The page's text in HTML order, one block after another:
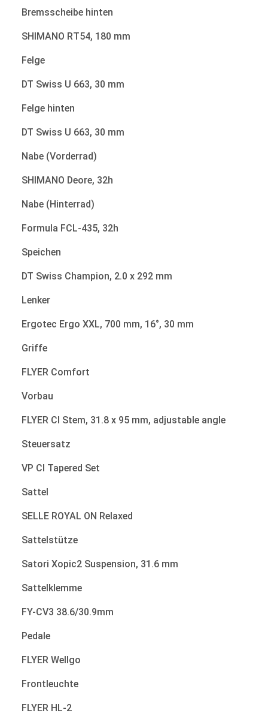
Bremsscheibe hinten
SHIMANO RT54, 180 mm
Felge
DT Swiss U 663, 30 mm
Felge hinten
DT Swiss U 663, 30 mm
Nabe (Vorderrad)
SHIMANO Deore, 32h
Nabe (Hinterrad)
Formula FCL-435, 32h
Speichen
DT Swiss Champion, 2.0 x 292 mm
Lenker
Ergotec Ergo XXL, 700 mm, 16°, 30 mm
Griffe
FLYER Comfort
Vorbau
FLYER CI Stem, 31.8 x 95 mm, adjustable angle
Steuersatz
VP CI Tapered Set
Sattel
SELLE ROYAL ON Relaxed
Sattelstütze
Satori Xopic2 Suspension, 31.6 mm
Sattelklemme
FY-CV3 38.6/30.9mm
Pedale
FLYER Wellgo
Frontleuchte
FLYER HL-2